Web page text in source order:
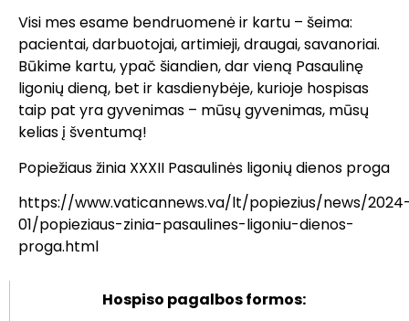
Visi mes esame bendruomenė ir kartu – šeima:
pacientai, darbuotojai, artimieji, draugai, savanoriai.
Būkime kartu, ypač šiandien, dar vieną Pasaulinę
ligonių dieną, bet ir kasdienybėje, kurioje hospisas
taip pat yra gyvenimas – mūsų gyvenimas, mūsų
kelias į šventumą!
Popiežiaus žinia XXXII Pasaulinės ligonių dienos proga
https://www.vaticannews.va/lt/popiezius/news/
01/popieziaus-zinia-pasaulines-ligoniu-dienos-
proga.html
Hospiso pagalbos formos: